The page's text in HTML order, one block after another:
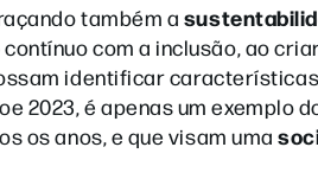
também a
com a inclusão, ao
identificar
2023, é apenas um exemplo
os anos, e que visam uma